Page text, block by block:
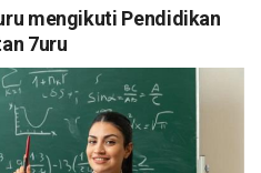
mengikuti Pendidikan
7uru